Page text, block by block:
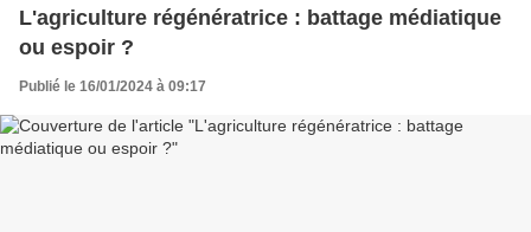
L'agriculture régénératrice : battage médiatique
ou espoir ?
Publié le 16/01/2024 à 09:17